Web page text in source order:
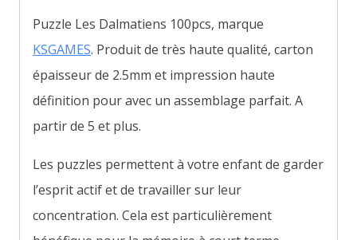
Puzzle Les Dalmatiens 100pcs, marque
KSGAMES. Produit de très haute qualité, carton
épaisseur de 2.5mm et impression haute
définition pour avec un assemblage parfait. A
partir de 5 et plus.
Les puzzles permettent à votre enfant de garder
l’esprit actif et de travailler sur leur
concentration. Cela est particulièrement